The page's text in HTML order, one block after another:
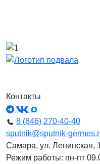
Контакты
8 (846) 270-40-40
sputnik@sputnik-
Самара, ул. Ленинская,
Режим работы: пн-пт